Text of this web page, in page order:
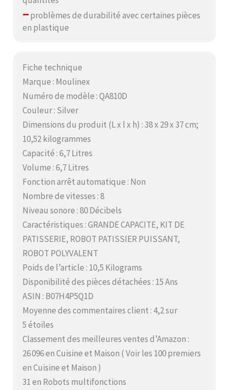
–problèmes de durabilité avec certaines pièces
en plastique
Fiche technique
Marque : Moulinex
Numéro de modèle : QA810D
Couleur : Silver
Dimensions du produit (L x l x h) : 38 x 29 x 37 cm;
10,52 kilogrammes
Capacité : 6,7 Litres
Volume : 6,7 Litres
Fonction arrêt automatique : Non
Nombre de vitesses : 8
Niveau sonore : 80 Décibels
Caractéristiques : GRANDE CAPACITE, KIT DE
PATISSERIE, ROBOT PATISSIER PUISSANT,
ROBOT POLYVALENT
Poids de l’article : 10,5 Kilograms
Disponibilité des pièces détachées : 15 Ans
ASIN : B07H4P5Q1D
Moyenne des commentaires client : 4,2 sur
5 étoiles
Classement des meilleures ventes d’Amazon :
26 096 en Cuisine et Maison ( Voir les 100 premiers
en Cuisine et Maison )
31 en Robots multifonctions